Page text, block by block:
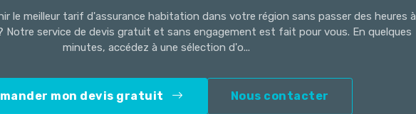
le meilleur tarif d'assurance habitation dans votre région sans passer des heures à
Notre service de devis gratuit et sans engagement est fait pour vous. En quelques
minutes, accédez à une sélection d'o...
mon devis gratuit Nous contacter